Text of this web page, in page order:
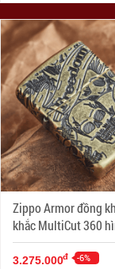
Zippo Armor đồng
khắc MultiCut 360
SKULL
3.275.000đ -6%